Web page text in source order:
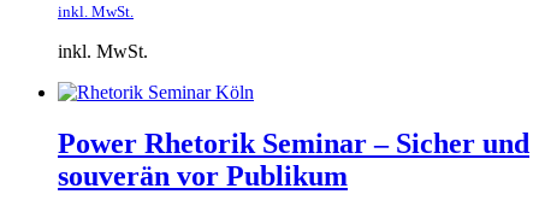
inkl. MwSt.
inkl. MwSt.
Power Rhetorik Seminar – Sicher und
souverän vor Publikum